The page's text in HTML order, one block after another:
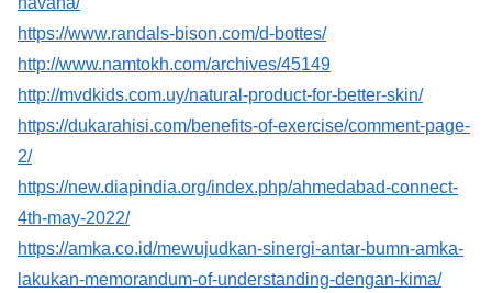
https://www.randals-bison.com/d-bottes/
http://www.namtokh.com/archives/45149
http://mvdkids.com.uy/natural-product-for-better-skin/
https://dukarahisi.com/benefits-of-exercise/comment-page-
2/
https://new.diapindia.org/index.php/ahmedabad-connect-
4th-may-2022/
https://amka.co.id/mewujudkan-sinergi-antar-bumn-amka-
lakukan-memorandum-of-understanding-dengan-kima/